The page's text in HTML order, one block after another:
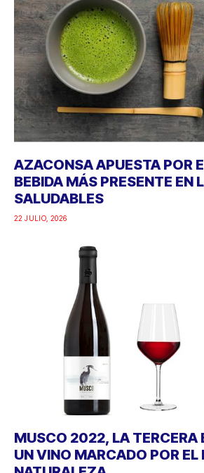
AZACONSA APUESTA POR
BEBIDA MÁS PRESENTE EN
SALUDABLES
22 JULIO, 2026
MUSCO 2022, LA TERCERA
UN VINO MARCADO POR EL